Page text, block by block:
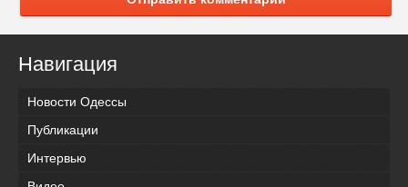
Навигация
Новости Одессы
Публикации
Интервью